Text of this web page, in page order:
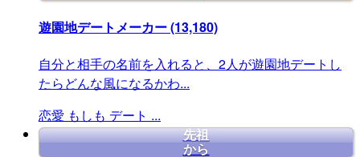
遊園地デートメーカー(13,180)
自分と相手の名前を入れると、2人が遊園地デートし
たらどんな風になるかわ...
恋愛 もしも デート ...
先祖
から